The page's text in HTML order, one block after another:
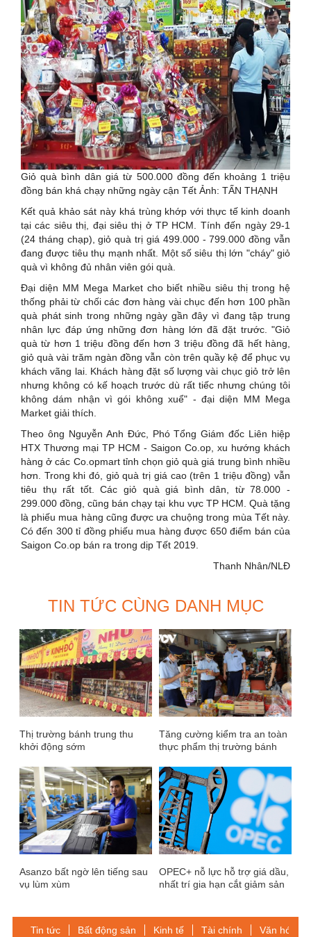
Giỏ quà bình dân giá từ 500.000 đồng đến khoảng 1 triệu
đồng bán khá chạy những ngày cận Tết Ảnh: TẤN THẠNH
Kết quả khảo sát này khá trùng khớp với thực tế kinh doanh
tại các siêu thị, đại siêu thị ở TP HCM. Tính đến ngày 29-1
(24 tháng chạp), giỏ quà trị giá 499.000 - 799.000 đồng vẫn
đang được tiêu thụ mạnh nhất. Một số siêu thị lớn "cháy" giỏ
quà vì không đủ nhân viên gói quà.
Đại diện MM Mega Market cho biết nhiều siêu thị trong hệ
thống phải từ chối các đơn hàng vài chục đến hơn 100 phần
quà phát sinh trong những ngày gần đây vì đang tập trung
nhân lực đáp ứng những đơn hàng lớn đã đặt trước. "Giỏ
quà từ hơn 1 triệu đồng đến hơn 3 triệu đồng đã hết hàng,
giỏ quà vài trăm ngàn đồng vẫn còn trên quầy kệ để phục vụ
khách vãng lai. Khách hàng đặt số lượng vài chục giỏ trở lên
nhưng không có kế hoạch trước dù rất tiếc nhưng chúng tôi
không dám nhận vì gói không xuể" - đại diện MM Mega
Market giải thích.
Theo ông Nguyễn Anh Đức, Phó Tổng Giám đốc Liên hiệp
HTX Thương mại TP HCM - Saigon Co.op, xu hướng khách
hàng ở các Co.opmart tỉnh chọn giỏ quà giá trung bình nhiều
hơn. Trong khi đó, giỏ quà trị giá cao (trên 1 triệu đồng) vẫn
tiêu thụ rất tốt. Các giỏ quà giá bình dân, từ 78.000 -
299.000 đồng, cũng bán chạy tại khu vực TP HCM. Quà tặng
là phiếu mua hàng cũng được ưa chuộng trong mùa Tết này.
Có đến 300 tỉ đồng phiếu mua hàng được 650 điểm bán của
Saigon Co.op bán ra trong dịp Tết 2019.
Thanh Nhân/NLĐ
TIN TỨC CÙNG DANH MỤC
Thị trường bánh trung thu
khởi động sớm
Tăng cường kiểm tra an toàn
thực phẩm thị trường bánh
Asanzo bất ngờ lên tiếng sau
vụ lùm xùm
OPEC+ nỗ lực hỗ trợ giá dầu,
nhất trí gia hạn cắt giảm sản
Tin tức Bất động sản Kinh tế Tài chính Văn hóa-